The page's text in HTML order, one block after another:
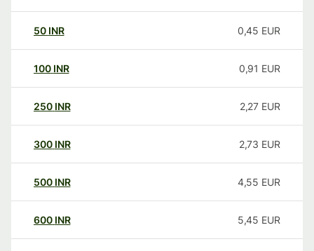
50 INR 0,45 EUR
100 INR 0,91 EUR
250 INR 2,27 EUR
300 INR 2,73 EUR
500 INR 4,55 EUR
600 INR 5,45 EUR